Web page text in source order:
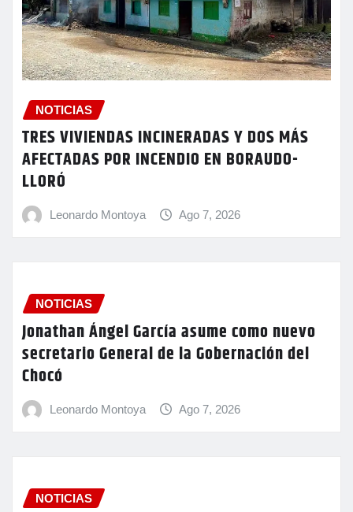
NOTICIAS
TRES VIVIENDAS INCINERADAS Y DOS MÁS
AFECTADAS POR INCENDIO EN BORAUDO-
LLORÓ
Leonardo Montoya Ago 7, 2026
NOTICIAS
Jonathan Ángel García asume como nuevo
secretario General de la Gobernación del
Chocó
Leonardo Montoya Ago 7, 2026
NOTICIAS